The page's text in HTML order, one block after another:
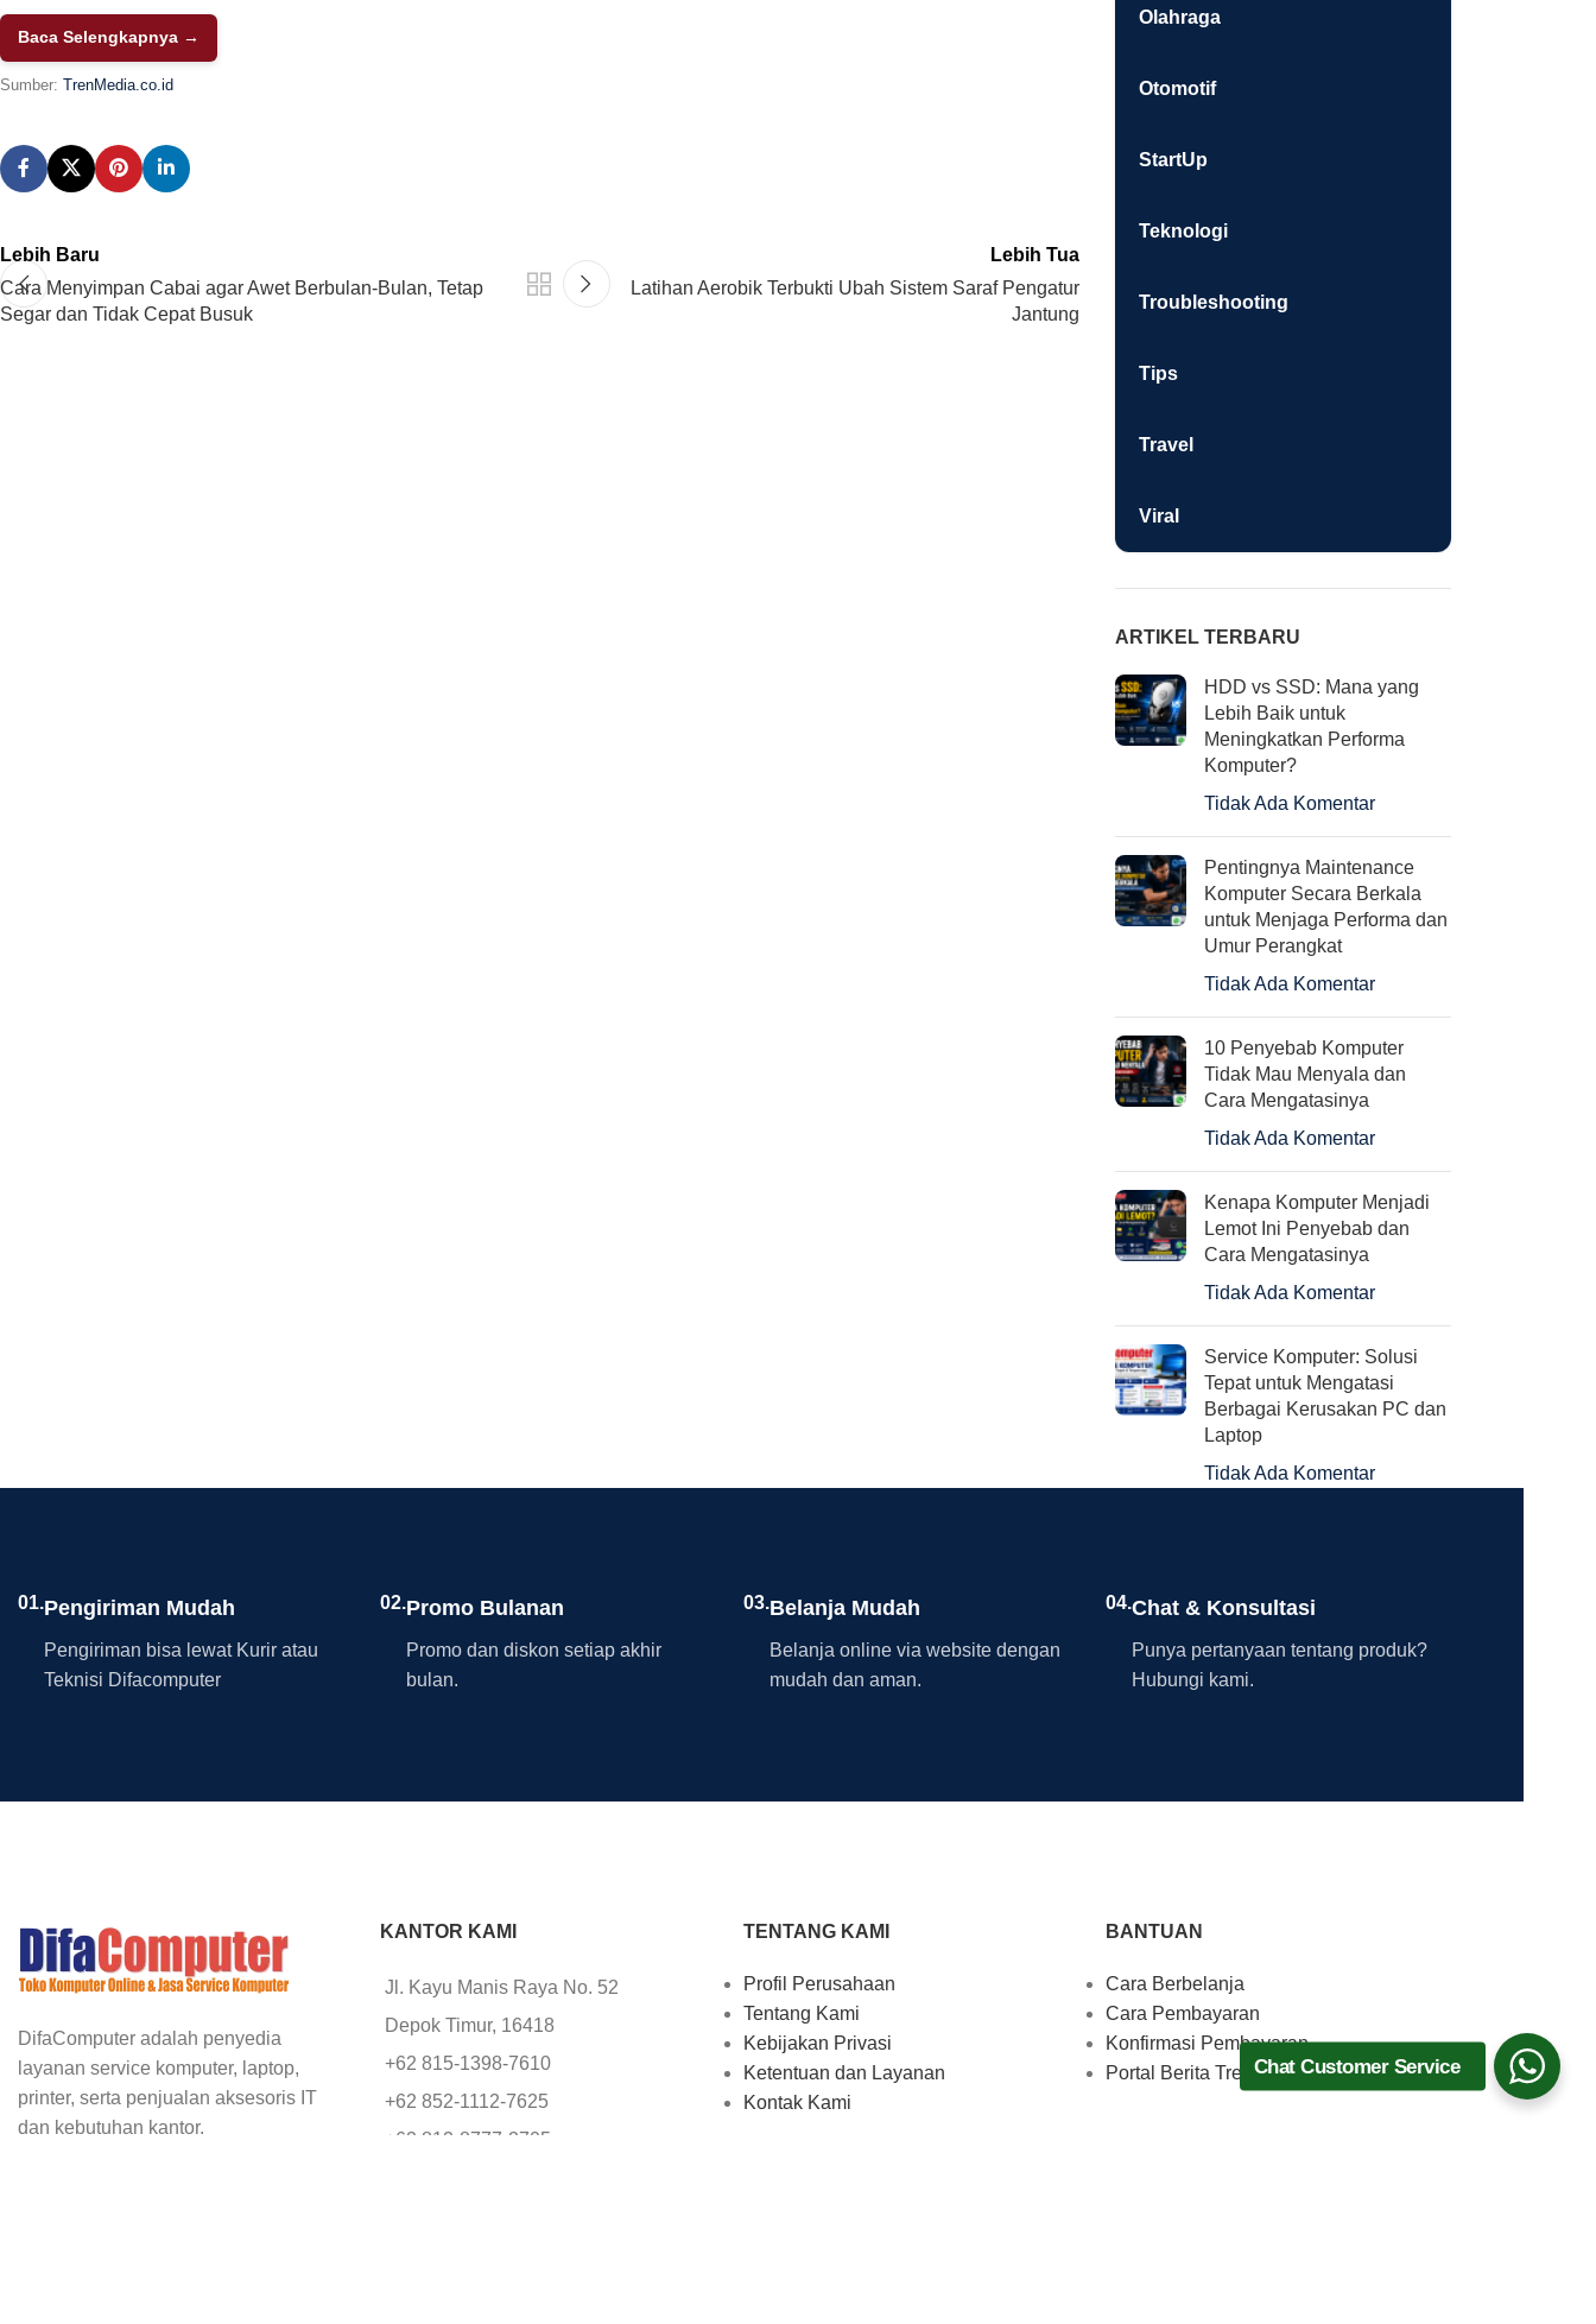
Baca Selengkapnya →
Sumber: TrenMedia.co.id
Lebih Baru
Cara Menyimpan Cabai agar Awet Berbulan-Bulan, Tetap
Segar dan Tidak Cepat Busuk
Lebih Tua
Latihan Aerobik Terbukti Ubah Sistem Saraf Pengatur
Jantung
Olahraga
Otomotif
StartUp
Teknologi
Troubleshooting
Tips
Travel
Viral
ARTIKEL TERBARU
HDD vs SSD: Mana yang
Lebih Baik untuk
Meningkatkan Performa
Komputer?
Tidak Ada Komentar
Pentingnya Maintenance
Komputer Secara Berkala
untuk Menjaga Performa dan
Umur Perangkat
Tidak Ada Komentar
10 Penyebab Komputer
Tidak Mau Menyala dan
Cara Mengatasinya
Tidak Ada Komentar
Kenapa Komputer Menjadi
Lemot Ini Penyebab dan
Cara Mengatasinya
Tidak Ada Komentar
Service Komputer: Solusi
Tepat untuk Mengatasi
Berbagai Kerusakan PC dan
Laptop
Tidak Ada Komentar
01.Pengiriman Mudah
Pengiriman bisa lewat Kurir atau
Teknisi Difacomputer
02.Promo Bulanan
Promo dan diskon setiap akhir
bulan.
03.Belanja Mudah
Belanja online via website dengan
mudah dan aman.
04.Chat & Konsultasi
Punya pertanyaan tentang produk?
Hubungi kami.
DifaComputer adalah penyedia
layanan service komputer, laptop,
printer, serta penjualan aksesoris IT
dan kebutuhan kantor.
KANTOR KAMI
Jl. Kayu Manis Raya No. 52
Depok Timur, 16418
+62 815-1398-7610
+62 852-1112-7625
+62 812-8777-2705
TENTANG KAMI
Profil Perusahaan
Tentang Kami
Kebijakan Privasi
Ketentuan dan Layanan
Kontak Kami
BANTUAN
Cara Berbelanja
Cara Pembayaran
Konfirmasi Pembayaran
Portal Berita TrenMediaChat Customer Service